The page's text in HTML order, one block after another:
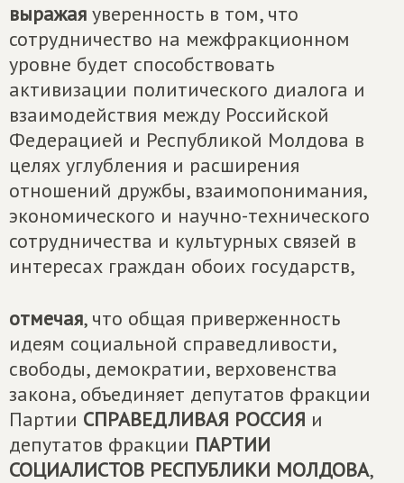
выражая уверенность в том, что
сотрудничество на межфракционном
уровне будет способствовать
активизации политического диалога и
взаимодействия между Российской
Федерацией и Республикой Молдова в
целях углубления и расширения
отношений дружбы, взаимопонимания,
экономического и научно-технического
сотрудничества и культурных связей в
интересах граждан обоих государств,
отмечая, что общая приверженность
идеям социальной справедливости,
свободы, демократии, верховенства
закона, объединяет депутатов фракции
Партии СПРАВЕДЛИВАЯ РОССИЯ и
депутатов фракции ПАРТИИ
СОЦИАЛИСТОВ РЕСПУБЛИКИ МОЛДОВА,